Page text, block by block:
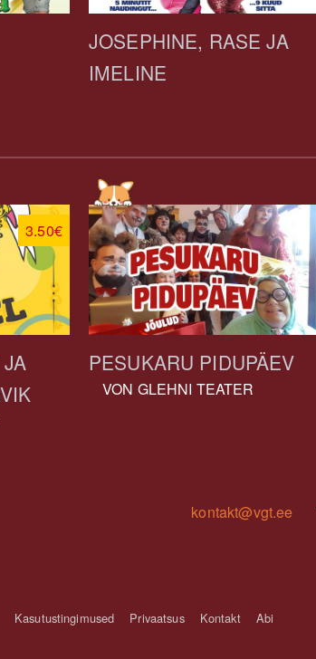
JOSEPHINE, RASE JA
IMELINE
3.50€
PESUKARU PIDUPÄEV
VON GLEHNI TEATER
kontakt@vgt.ee
Kasutustingimused Privaatsus Kontakt Abi